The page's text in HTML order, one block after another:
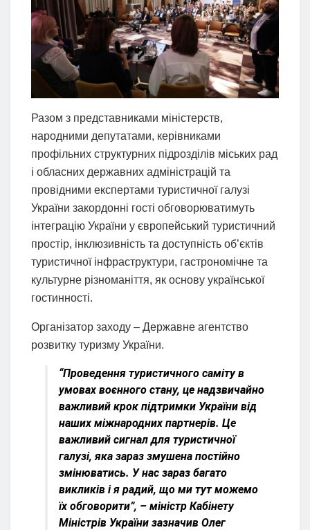
Разом з представниками міністерств,
народними депутатами, керівниками
профільних структурних підрозділів міських рад
і обласних державних адміністрацій та
провідними експертами туристичної галузі
України закордонні гості обговорюватимуть
інтеграцію України у європейський туристичний
простір, інклюзивність та доступність об’єктів
туристичної інфраструктури, гастрономічне та
культурне різноманіття, як основу української
гостинності.
Організатор заходу – Державне агентство
розвитку туризму України.
“Проведення туристичного саміту в
умовах воєнного стану, це надзвичайно
важливий крок підтримки України від
наших міжнародних партнерів. Це
важливий сигнал для туристичної
галузі, яка зараз змушена постійно
змінюватись. У нас зараз багато
викликів і я радий, що ми тут можемо
їх обговорити”, – міністр Кабінету
Міністрів України зазначив Олег